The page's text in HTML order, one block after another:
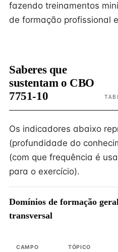
fazendo treinamentos
de formação profissional
Saberes que
sustentam o CBO
7751-10
Os indicadores abaixo
(profundidade do
(com que frequência é
para o exercício).
Domínios de formação
transversal
CAMPO TÓPICO